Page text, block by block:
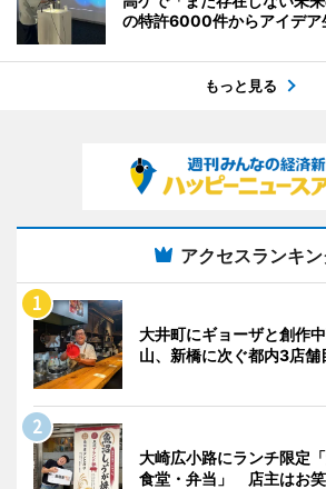
の特許6000件からアイデア
もっと見る
アクセスランキ
大井町にギョーザと創作
山、新橋に次ぐ都内3店舗
大崎広小路にランチ限定
食堂・弁当」 店主はお笑